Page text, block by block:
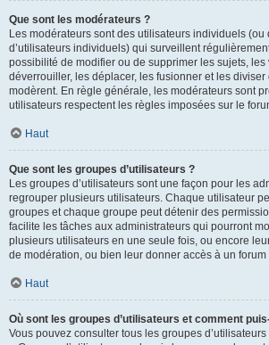
Que sont les modérateurs ?
Les modérateurs sont des utilisateurs individuels (ou
d’utilisateurs individuels) qui surveillent
possibilité de modifier ou de supprimer les sujets, les
déverrouiller, les déplacer, les fusionner et les diviser
modèrent. En règle générale, les modérateurs sont
utilisateurs respectent les règles imposées sur le
Haut
Que sont les groupes d’utilisateurs ?
Les groupes d’utilisateurs sont une façon pour les
regrouper plusieurs utilisateurs. Chaque utilisateur
groupes et chaque groupe peut détenir des
facilite les tâches aux administrateurs qui pourront
plusieurs utilisateurs en une seule fois, ou encore
de modération, ou bien leur donner accès à un forum
Haut
Où sont les groupes d’utilisateurs et comment
Vous pouvez consulter tous les groupes